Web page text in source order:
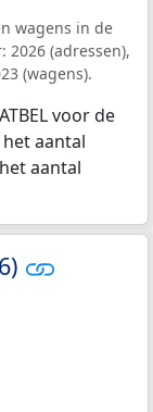
wagens in de
2026 (adressen),
(wagens).
voor de
aantal
aantal